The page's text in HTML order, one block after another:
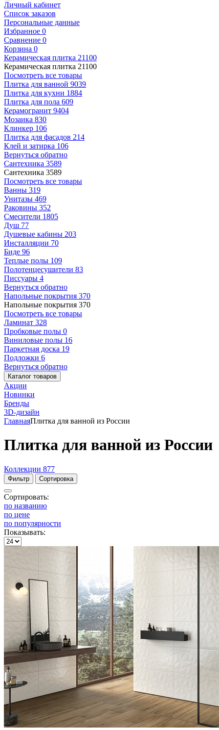
Личный кабинет
Список заказов
Персональные данные
Избранное 0
Сравнение 0
Корзина 0
Керамическая плитка 21100
Керамическая плитка 21100
Посмотреть все товары
Плитка для ванной 9039
Плитка для кухни 1884
Плитка для пола 609
Керамогранит 9404
Мозаика 830
Клинкер 106
Плитка для фасадов 214
Клей и затирка 106
Вернуться обратно
Сантехника 3589
Сантехника 3589
Посмотреть все товары
Ванны 319
Унитазы 469
Раковины 352
Смесители 1805
Душ 77
Душевые кабины 203
Инсталляции 70
Биде 96
Теплые полы 109
Полотенцесушители 83
Писсуары 4
Вернуться обратно
Напольные покрытия 370
Напольные покрытия 370
Посмотреть все товары
Ламинат 328
Пробковые полы 0
Виниловые полы 16
Паркетная доска 19
Подложки 6
Вернуться обратно
Каталог товаров
Акции
Новинки
Бренды
3D-дизайн
ГлавнаяПлитка для ванной из России
Плитка для ванной из России
Коллекции 877
Фильтр Сортировка
Сортировать:
по названию
по цене
по популярности
Показывать: